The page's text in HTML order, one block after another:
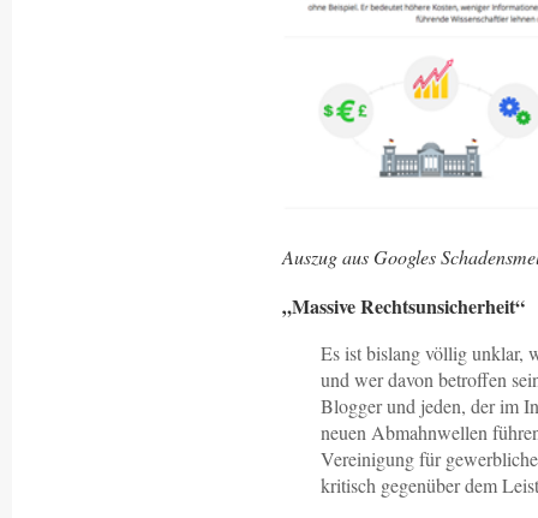
Auszug aus Googles
„Massive Rechtsunsicherheit“
Es ist bislang völlig unklar,
und wer davon betroffen
Blogger und jeden, der im
neuen Abmahnwellen
Vereinigung für
kritisch gegenüber dem